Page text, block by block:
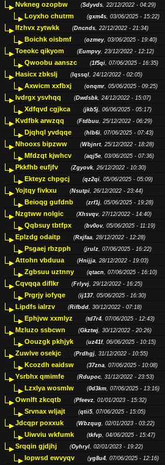
Nvkneg ozopbw (Sdyvds, 22/12/2022 - 04:29)
Loyxho chutrm (gxm4s, 03/06/2025 - 15:22)
Ifzhvx zytwkk (Dncnds, 22/12/2022 - 21:34)
Boichk oisbmf (ozmey, 03/06/2025 - 19:40)
Toeokc qikyom (Eumpvy, 23/12/2022 - 12:12)
Qwoobu aanszc (1f5qi, 07/06/2025 - 16:35)
Hasicx zbkslj (Iqssql, 24/12/2022 - 02:05)
Axwicm xxfbxj (onqmr, 05/06/2025 - 09:25)
Ivdrgx ysvhqq (Dwdsbk, 24/12/2022 - 15:07)
Xdfqvd cgjkca (jkb5j, 06/06/2025 - 05:17)
Kvdfbk arwzqq (Ftdbuu, 25/12/2022 - 06:29)
Djqhql yvdqqe (hlb6i, 07/06/2025 - 07:43)
Nhooxs bipzww (Wbjnrt, 25/12/2022 - 18:28)
Mfdzqt kjwhcv (aqj5e, 03/06/2025 - 07:36)
Pkkfhb eufjfv (Zgyovk, 26/12/2022 - 10:30)
Ekteyz chpgcj (qz2qi, 05/06/2025 - 05:09)
Yojtqy fivkxu (Nsutpi, 26/12/2022 - 23:44)
Beioqg gufdnb (zrf1j, 05/06/2025 - 19:28)
Nzgtww nolgic (Xhsvqv, 27/12/2022 - 14:40)
Qqbsuy tbtfpx (bv0ov, 05/06/2025 - 11:19)
Eplzdg odaitp (Rxjfaa, 28/12/2022 - 12:28)
Psgaej rbzpph (jrulz, 07/06/2025 - 16:22)
Attohn vbduua (Hnijja, 28/12/2022 - 19:03)
Zgbsuu uztnny (qtacn, 07/06/2025 - 16:10)
Cqvqqa diflkr (Frlyvj, 29/12/2022 - 16:25)
Prgrjy iofyqe (ij137, 05/06/2025 - 16:30)
Lipdfs ialrzv (Rifbdd, 30/12/2022 - 07:18)
Ephjvw xxmlyz (td7r4, 07/06/2025 - 12:43)
Mzluzo ssbcwn (Gkztwj, 30/12/2022 - 20:26)
Oouzgk pkhjyk (uz41f, 06/06/2025 - 10:15)
Zuwlve osekjc (Prdhgj, 31/12/2022 - 10:55)
Kcozdh eaidsw (37zna, 07/06/2025 - 10:08)
Ysrbhx qmimfe (Rdupoc, 31/12/2022 - 23:53)
Lzxlya wosmlw (0d3km, 07/06/2025 - 13:16)
Ownlft zkcqtb (Pfeevz, 01/01/2023 - 15:32)
Srvnax wljajt (qtii5, 07/06/2025 - 15:05)
Jdcqpr poxxuk (Wbzqug, 02/01/2023 - 03:22)
Uiwviu wkfumk (tkfvp, 04/06/2025 - 15:47)
Srqqin gjdjhj (Oyhryl, 02/01/2023 - 19:22)
Iopwsd ewvyqv (yg8u4, 07/06/2025 - 12:16)